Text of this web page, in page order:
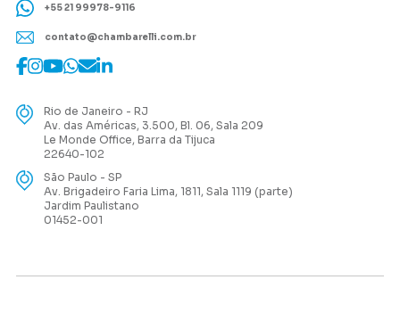
+55 21 99978-9116
contato@chambarelli.com.br
Rio de Janeiro - RJ
Av. das Américas, 3.500, Bl. 06, Sala 209
Le Monde Office, Barra da Tijuca
22640-102
São Paulo - SP
Av. Brigadeiro Faria Lima, 1811, Sala 1119 (parte)
Jardim Paulistano
01452-001